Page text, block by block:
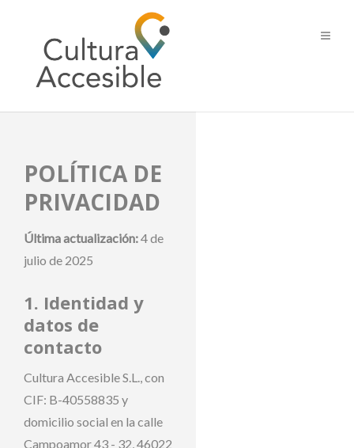
POLÍTICA DE
PRIVACIDAD
Última actualización:4 de
julio de 2025
1. Identidad y
datos de
contacto
Cultura Accesible S.L., con
CIF: B-40558835 y
domicilio social en la calle
Campoamor 43 - 32, 46022